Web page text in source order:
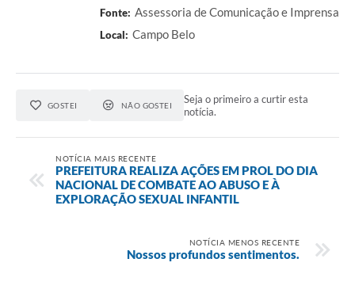
Fonte: Assessoria de Comunicação e Imprensa
Local: Campo Belo
GOSTEI NÃO GOSTEI
Seja o primeiro a curtir esta
notícia.
NOTÍCIA MAIS RECENTE
PREFEITURA REALIZA AÇÕES EM PROL DO DIA
NACIONAL DE COMBATE AO ABUSO E À
EXPLORAÇÃO SEXUAL INFANTIL
NOTÍCIA MENOS RECENTE
Nossos profundos sentimentos.